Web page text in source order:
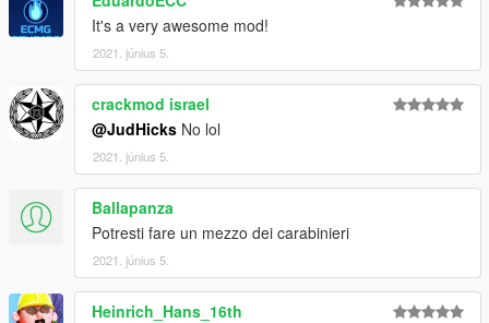
For doubts or problems contact me, I will reply as soon as
possible.
It's a very awesome mod!
2021. június 5.
crackmod israel
@JudHicks No lol
2021. június 5.
Ballapanza
Potresti fare un mezzo dei carabinieri
2021. június 5.
Heinrich_Hans_16th